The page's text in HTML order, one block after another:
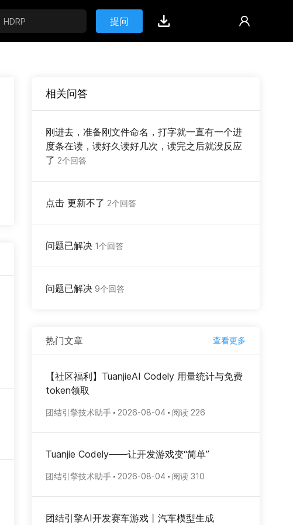
提问
相关问答
刚进去，准备刚文件命名，打字就一直有一个进
度条在读，读好久读好几次，读完之后就没反应
了 2个回答
点击 更新不了 2个回答
问题已解决 1个回答
问题已解决 9个回答
热门文章 查看更多
【社区福利】TuanjieAI Codely 用量统计与免费
token领取
团结引擎技术助手 2026-08-04 阅读 226
Tuanjie Codely——让开发游戏变“简单”
团结引擎技术助手 2026-08-04 阅读 310
团结引擎AI开发赛车游戏丨汽车模型生成